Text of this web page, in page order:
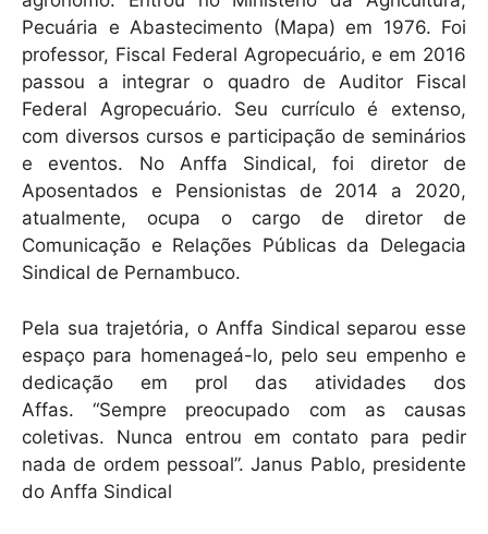
Pecuária e Abastecimento (Mapa) em 1976. Foi
professor, Fiscal Federal Agropecuário, e em 2016
passou a integrar o quadro de Auditor Fiscal
Federal Agropecuário. Seu currículo é extenso,
com diversos cursos e participação de seminários
e eventos. No Anffa Sindical, foi diretor de
Aposentados e Pensionistas de 2014 a 2020,
atualmente, ocupa o cargo de diretor de
Comunicação e Relações Públicas da Delegacia
Sindical de Pernambuco.
Pela sua trajetória, o Anffa Sindical separou esse
espaço para homenageá-lo, pelo seu empenho e
dedicação em prol das atividades dos
Affas. “Sempre preocupado com as causas
coletivas. Nunca entrou em contato para pedir
nada de ordem pessoal”. Janus Pablo, presidente
do Anffa Sindical